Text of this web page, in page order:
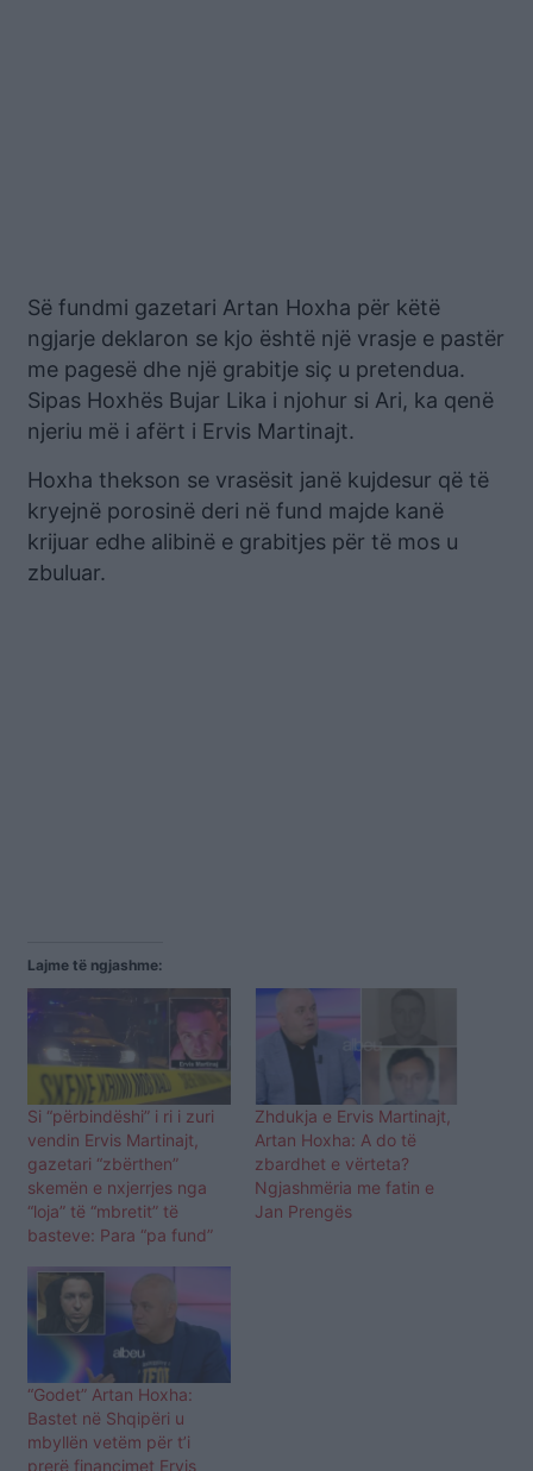
Së fundmi gazetari Artan Hoxha për këtë
ngjarje deklaron se kjo është një vrasje e pastër
me pagesë dhe një grabitje siç u pretendua.
Sipas Hoxhës Bujar Lika i njohur si Ari, ka qenë
njeriu më i afërt i Ervis Martinajt.
Hoxha thekson se vrasësit janë kujdesur që të
kryejnë porosinë deri në fund majde kanë
krijuar edhe alibinë e grabitjes për të mos u
zbuluar.
Lajme të ngjashme:
Si “përbindëshi” i ri i zuri
vendin Ervis Martinajt,
gazetari “zbërthen”
skemën e nxjerrjes nga
“loja” të “mbretit” të
basteve: Para “pa fund”
Zhdukja e Ervis Martinajt,
Artan Hoxha: A do të
zbardhet e vërteta?
Ngjashmëria me fatin e
Jan Prengës
“Godet” Artan Hoxha:
Bastet në Shqipëri u
mbyllën vetëm për t’i
prerë financimet Ervis